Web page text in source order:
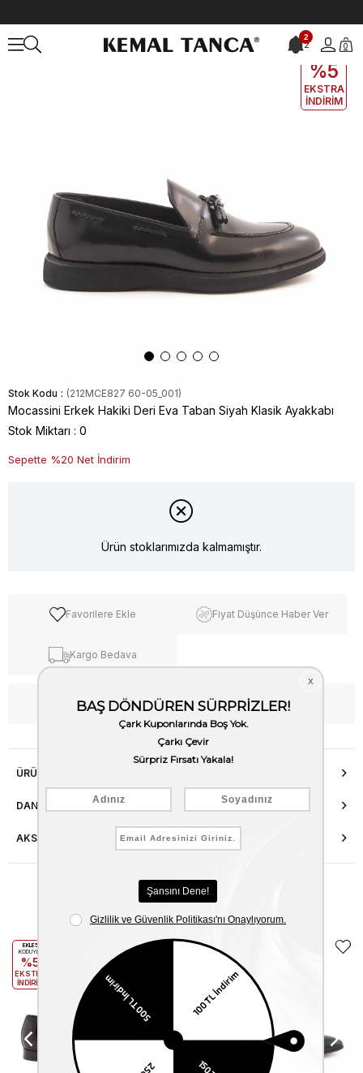
2
2 0
EKLE5
%5
EKSTRA
İNDİRİM
Stok Kodu (212MCE827 60-05_001)
Mocassini Erkek Hakiki Deri Eva Taban Siyah Klasik Ayakkabı
Stok Miktarı : 0
Sepette %20 Net İndirim
Ürün stoklarımızda kalmamıştır.
Favorilere Ekle Fiyat Düşünce Haber Ver
Kargo Bedava
WhatsApp’tan Bilgi Al
ÜRÜN ÖZELLIKLERI
DANIŞMA HATTI
AKSESUAR ONARIMI
Benzer Ürünler
EKLE5
KODUYLA
%5
EKSTRA
İNDİRİM
EKLE5
KODUYLA
İNDİRİM